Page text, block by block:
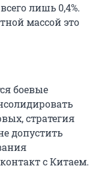
лишь 0,4%.
массой это
боевые
стратегия
допустить
с Китаем.